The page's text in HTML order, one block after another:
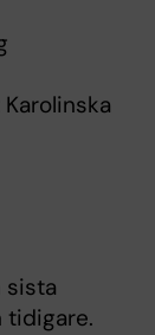
sista
tidigare.